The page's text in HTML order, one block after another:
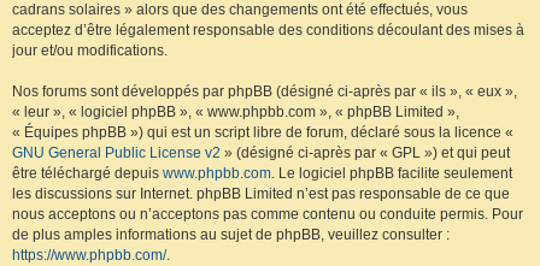
cadrans solaires » alors que des changements ont été effectués, vous
acceptez d’être légalement responsable des conditions découlant des mises à
jour et/ou modifications.
Nos forums sont développés par phpBB (désigné ci-après par « ils », « eux »,
« leur », « logiciel phpBB », « www.phpbb.com », « phpBB Limited »,
« Équipes phpBB ») qui est un script libre de forum, déclaré sous la licence «
GNU General Public License v2 » (désigné ci-après par « GPL ») et qui peut
être téléchargé depuis www.phpbb.com. Le logiciel phpBB facilite seulement
les discussions sur Internet. phpBB Limited n’est pas responsable de ce que
nous acceptons ou n’acceptons pas comme contenu ou conduite permis. Pour
de plus amples informations au sujet de phpBB, veuillez consulter :
https://www.phpbb.com/.